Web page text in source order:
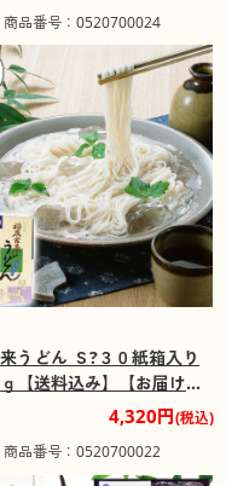
商品番号：0520700024
うどん Ｓ?３０紙箱入り
【送料込み】【お届け不
：沖縄・離島】4,320円(税込)
商品番号：0520700022